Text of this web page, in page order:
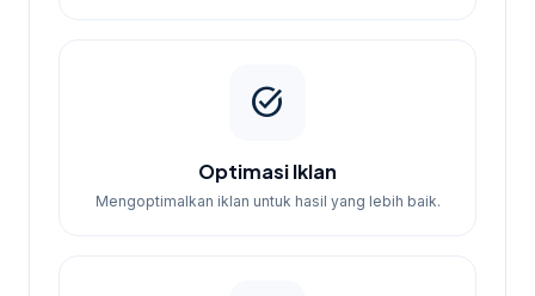
task_alt
Optimasi Iklan
Mengoptimalkan iklan untuk hasil yang lebih baik.